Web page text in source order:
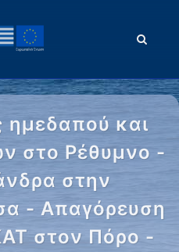
ημεδαπού και
στο Ρέθυμνο -
στην
- Απαγόρευση
στον Πόρο -